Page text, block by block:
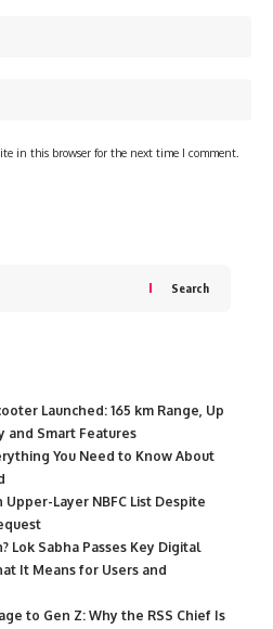
in this browser for the next time I comment.
Search
Launched: 165 km Range, Up
and Smart Features
You Need to Know About
Upper-Layer NBFC List Despite
Lok Sabha Passes Key Digital
It Means for Users and
to Gen Z: Why the RSS Chief Is